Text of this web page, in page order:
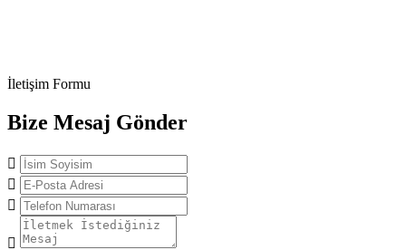
İletişim Formu
Bize Mesaj Gönder